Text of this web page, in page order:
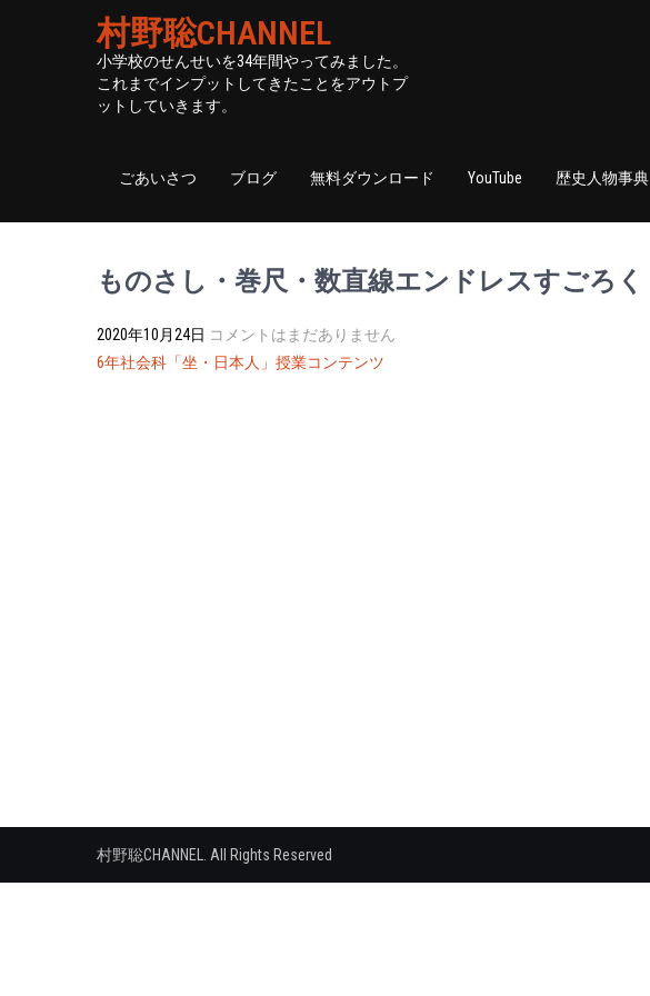
村野聡CHANNEL
小学校のせんせいを34年間やってみました。
これまでインプットしてきたことをアウトプ
ットしていきます。
ごあいさつ ブログ 無料ダウンロード YouTube 歴史人物事典
ものさし・巻尺・数直線エンドレスすごろく
2020年10月24日 コメントはまだありません
投
6年社会科「坐・日本人」授業コンテンツ
村野聡CHANNEL. All Rights Reserved